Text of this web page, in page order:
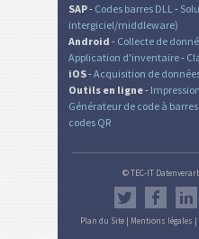
SAP- Codes barres DLL -
intergiciel/middleware)
Android - Collecte de
Application d'inventaire-
iOS-Acquisition de
Outils en ligne-
Générateur de code à
codes QR
© TEC-IT
Plan du Site| Mentions légales |